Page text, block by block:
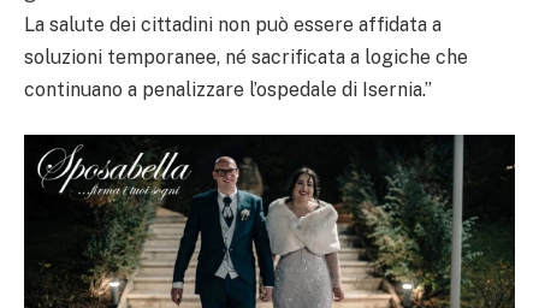
La salute dei cittadini non può essere affidata a
soluzioni temporanee, né sacrificata a logiche che
continuano a penalizzare l’ospedale di Isernia.”